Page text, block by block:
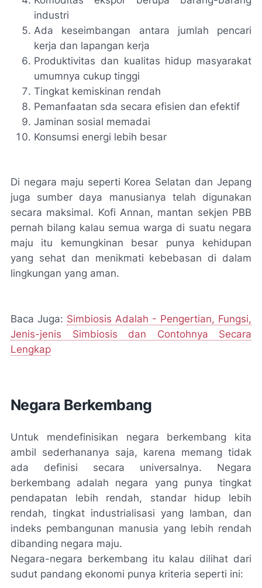
industri
Ada keseimbangan antara jumlah pencari
kerja dan lapangan kerja
Produktivitas dan kualitas hidup masyarakat
umumnya cukup tinggi
Tingkat kemiskinan rendah
Pemanfaatan sda secara efisien dan efektif
Jaminan sosial memadai
Konsumsi energi lebih besar
Di negara maju seperti Korea Selatan dan Jepang
juga sumber daya manusianya telah digunakan
secara maksimal. Kofi Annan, mantan sekjen PBB
pernah bilang kalau semua warga di suatu negara
maju itu kemungkinan besar punya kehidupan
yang sehat dan menikmati kebebasan di dalam
lingkungan yang aman.
Baca Juga: Simbiosis Adalah - Pengertian, Fungsi,
Jenis-jenis Simbiosis dan Contohnya Secara
Lengkap
Negara Berkembang
Untuk mendefinisikan negara berkembang kita
ambil sederhananya saja, karena memang tidak
ada definisi secara universalnya. Negara
berkembang adalah negara yang punya tingkat
pendapatan lebih rendah, standar hidup lebih
rendah, tingkat industrialisasi yang lamban, dan
indeks pembangunan manusia yang lebih rendah
dibanding negara maju.
Negara-negara berkembang itu kalau dilihat dari
sudut pandang ekonomi punya kriteria seperti ini: